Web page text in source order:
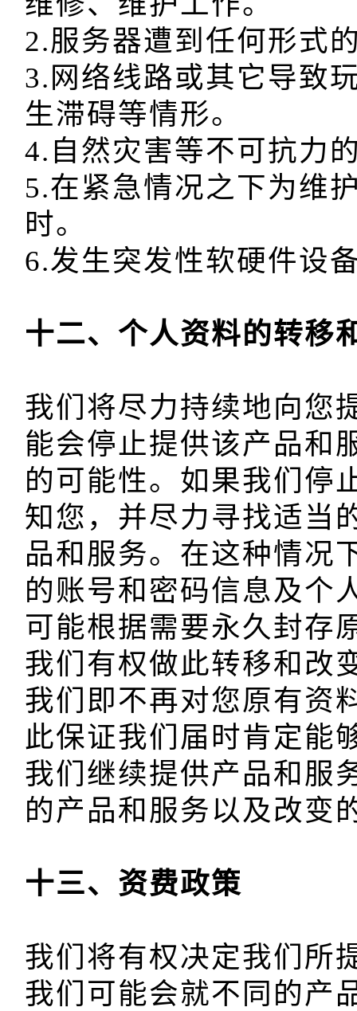
2.服务器遭到任何形式
3.网络线路或其它导致
生滞碍等情形。
4.自然灾害等不可抗力
5.在紧急情况之下为维
时。
我们将尽力持续地向您
能会停止提供该产品和
的可能性。如果我们停
知您，并尽力寻找适当
品和服务。在这种情况
的账号和密码信息及个
可能根据需要永久封存
我们有权做此转移和改
我们即不再对您原有资
此保证我们届时肯定能
我们继续提供产品和服
我们将有权决定我们所
我们可能会就不同的产